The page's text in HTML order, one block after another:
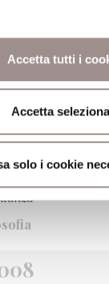
Accetta tutti i
Accetta
solo i cookie
saponettes
bolle di sapone